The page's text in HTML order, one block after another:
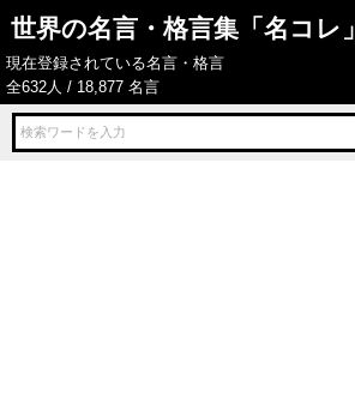
世界の名言・格言集「名コレ」
現在登録されている名言・格言
全632人 / 18,877 名言